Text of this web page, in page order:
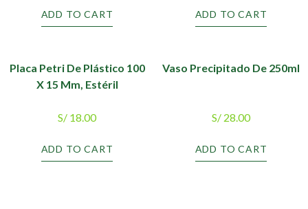
ADD TO CART ADD TO CART
Placa Petri De Plástico 100
X 15 Mm, Estéril
S/ 18.00
ADD TO CART
Vaso Precipitado De 250ml
S/ 28.00
ADD TO CART